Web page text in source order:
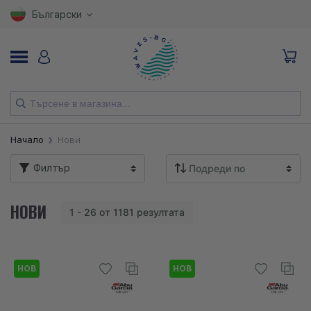
Български
НОВИ
ВЪДИЦИ
КУКИ
Начало Нови
Филтър
НОВИ 1 - 26 от 1181 резултата
НОВ НОВ